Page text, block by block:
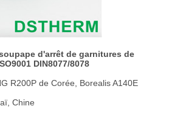
d'arrêt de garnitures de
DIN8077/8078
R200P de Corée, Borealis A140E
Chine